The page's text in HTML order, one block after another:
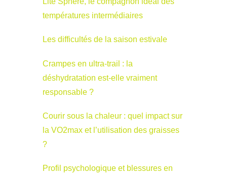
températures intermédiaires
Les difficultés de la saison estivale
Crampes en ultra-trail : la
déshydratation est-elle vraiment
responsable ?
Courir sous la chaleur : quel impact sur
la VO2max et l’utilisation des graisses
?
Profil psychologique et blessures en